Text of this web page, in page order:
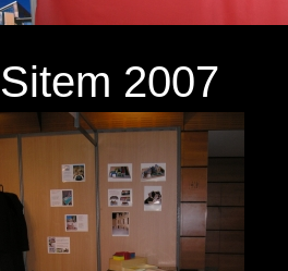
Sitem 2007